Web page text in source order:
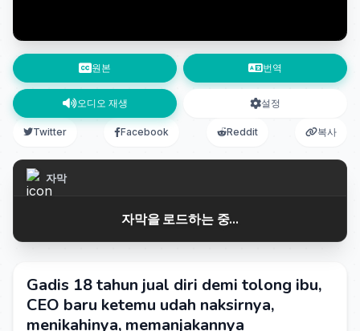
원본 번역
오디오 재생 설정
Twitter Facebook Reddit 복사
자막
자막을 로드하는 중...
Gadis 18 tahun jual diri demi tolong ibu,
CEO baru ketemu udah naksirnya,
menikahinya, memanjakannya